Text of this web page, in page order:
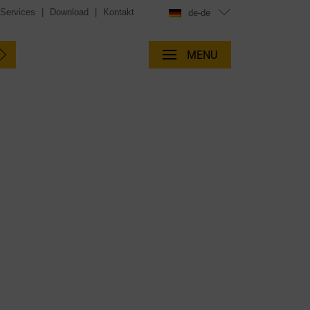
Download Kontakt de-de
MENU